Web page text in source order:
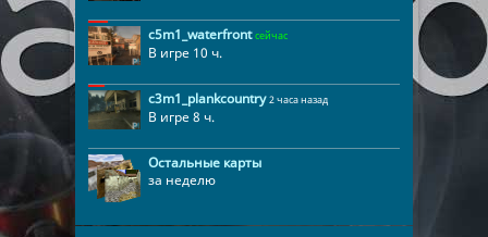
c5m1_waterfront сейчас
В игре 10 ч.
c3m1_plankcountry 2 часа назад
В игре 8 ч.
Остальные карты
за неделю